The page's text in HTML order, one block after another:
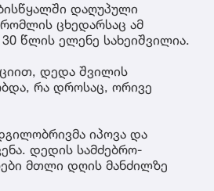
დაღუპული
ცხედარსაც ამ
წლის ელენე სახეიშვილია.
დედა შვილის
რა დროსაც, ორივე
იპოვა და
დედის სამძებრო-
მთლი დღის მანძილზე